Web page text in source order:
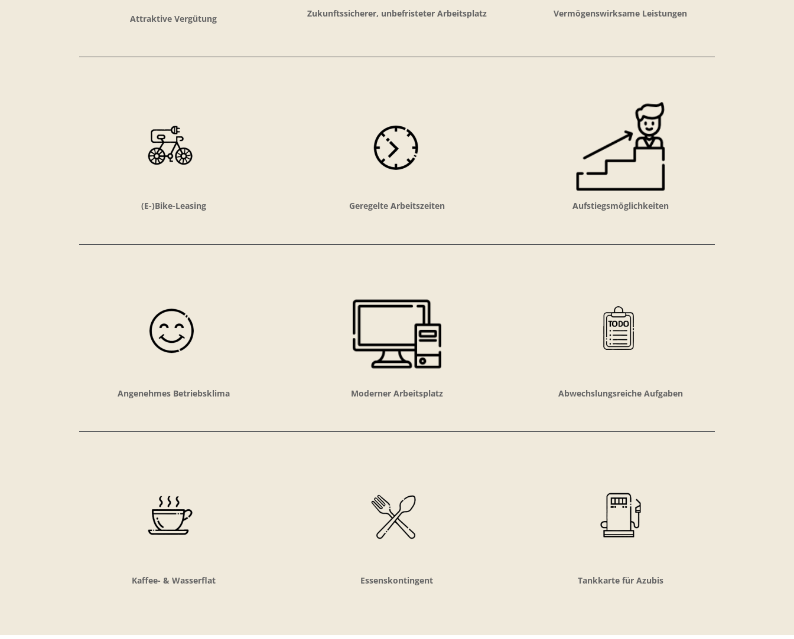
Attraktive Vergütung Zukunftssicherer, unbefristeter Arbeitsplatz Vermögenswirksame Leistungen
(E-)Bike-Leasing Geregelte Arbeitszeiten Aufstiegsmöglichkeiten
Angenehmes Betriebsklima Moderner Arbeitsplatz Abwechslungsreiche Aufgaben
Kaffee- & Wasserflat Essenskontingent Tankkarte für Azubis